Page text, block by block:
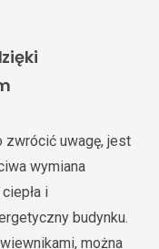
zwrócić uwagę, jest
wymiana
i
budynku.
można